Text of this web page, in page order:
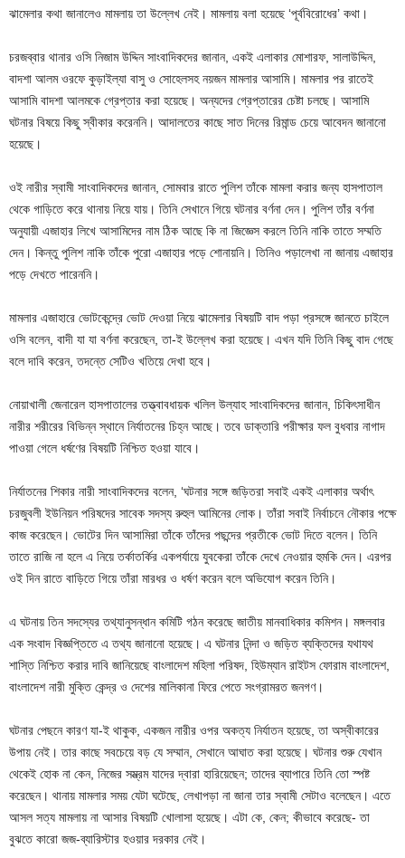
ঝামেলার কথা জানালেও মামলায় তা উল্লেখ নেই। মামলায় বলা হয়েছে ‘পূর্ববিরোধের’ কথা।
চরজব্বার থানার ওসি নিজাম উদ্দিন সাংবাদিকদের জানান, একই এলাকার মোশারফ, সালাউদ্দিন,
বাদশা আলম ওরফে কুড়াইল্যা বাসু ও সোহেলসহ নয়জন মামলার আসামি। মামলার পর রাতেই
আসামি বাদশা আলমকে গ্রেপ্তার করা হয়েছে। অন্যদের গ্রেপ্তারের চেষ্টা চলছে। আসামি
ঘটনার বিষয়ে কিছু স্বীকার করেননি। আদালতের কাছে সাত দিনের রিমান্ড চেয়ে আবেদন জানানো
হয়েছে।
ওই নারীর স্বামী সাংবাদিকদের জানান, সোমবার রাতে পুলিশ তাঁকে মামলা করার জন্য হাসপাতাল
থেকে গাড়িতে করে থানায় নিয়ে যায়। তিনি সেখানে গিয়ে ঘটনার বর্ণনা দেন। পুলিশ তাঁর বর্ণনা
অনুযায়ী এজাহার লিখে আসামিদের নাম ঠিক আছে কি না জিজ্ঞেস করলে তিনি নাকি তাতে সম্মতি
দেন। কিন্তু পুলিশ নাকি তাঁকে পুরো এজাহার পড়ে শোনায়নি। তিনিও পড়ালেখা না জানায় এজাহার
পড়ে দেখতে পারেননি।
মামলার এজাহারে ভোটকেন্দ্রে ভোট দেওয়া নিয়ে ঝামেলার বিষয়টি বাদ পড়া প্রসঙ্গে জানতে চাইলে
ওসি বলেন, বাদী যা যা বর্ণনা করেছেন, তা-ই উল্লেখ করা হয়েছে। এখন যদি তিনি কিছু বাদ গেছে
বলে দাবি করেন, তদন্তে সেটিও খতিয়ে দেখা হবে।
নোয়াখালী জেনারেল হাসপাতালের তত্ত্বাবধায়ক খলিল উল্যাহ সাংবাদিকদের জানান, চিকিৎসাধীন
নারীর শরীরের বিভিন্ন স্থানে নির্যাতনের চিহ্ন আছে। তবে ডাক্তারি পরীক্ষার ফল বুধবার নাগাদ
পাওয়া গেলে ধর্ষণের বিষয়টি নিশ্চিত হওয়া যাবে।
নির্যাতনের শিকার নারী সাংবাদিকদের বলেন, ‘ঘটনার সঙ্গে জড়িতরা সবাই একই এলাকার অর্থাৎ
চরজুবলী ইউনিয়ন পরিষদের সাবেক সদস্য রুহুল আমিনের লোক। তাঁরা সবাই নির্বাচনে নৌকার পক্ষে
কাজ করেছেন। ভোটের দিন আসামিরা তাঁকে তাঁদের পছন্দের প্রতীকে ভোট দিতে বলেন। তিনি
তাতে রাজি না হলে এ নিয়ে তর্কাতর্কির একপর্যায়ে যুবকেরা তাঁকে দেখে নেওয়ার হুমকি দেন। এরপর
ওই দিন রাতে বাড়িতে গিয়ে তাঁরা মারধর ও ধর্ষণ করেন বলে অভিযোগ করেন তিনি।
এ ঘটনায় তিন সদস্যের তথ্যানুসন্ধান কমিটি গঠন করেছে জাতীয় মানবাধিকার কমিশন। মঙ্গলবার
এক সংবাদ বিজ্ঞপ্তিতে এ তথ্য জানানো হয়েছে। এ ঘটনার নিন্দা ও জড়িত ব্যক্তিদের যথাযথ
শাস্তি নিশ্চিত করার দাবি জানিয়েছে বাংলাদেশ মহিলা পরিষদ, হিউম্যান রাইটস ফোরাম বাংলাদেশ,
বাংলাদেশ নারী মুক্তি কেন্দ্র ও দেশের মালিকানা ফিরে পেতে সংগ্রামরত জনগণ।
ঘটনার পেছনে কারণ যা-ই থাকুক, একজন নারীর ওপর অকত্য নির্যাতন হয়েছে, তা অস্বীকারের
উপায় নেই। তার কাছে সবচেয়ে বড় যে সম্মান, সেখানে আঘাত করা হয়েছে। ঘটনার শুরু যেখান
থেকেই হোক না কেন, নিজের সম্ভ্রম যাদের দ্বারা হারিয়েছেন; তাদের ব্যাপারে তিনি তো স্পষ্ট
করেছেন। থানায় মামলার সময় যেটা ঘটেছে, লেখাপড়া না জানা তার স্বামী সেটাও বলেছেন। এতে
আসল সত্য মামলায় না আসার বিষয়টি খোলাসা হয়েছে। এটা কে, কেন; কীভাবে করেছে- তা
বুঝতে কারো জজ-ব্যারিস্টার হওয়ার দরকার নেই।